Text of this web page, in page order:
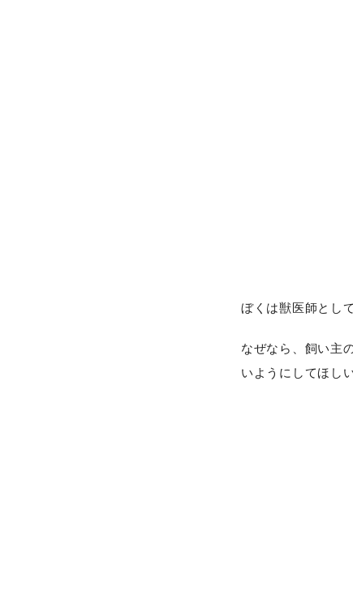
ぼくは獣医師とし
なぜなら、飼い主
いようにしてほし